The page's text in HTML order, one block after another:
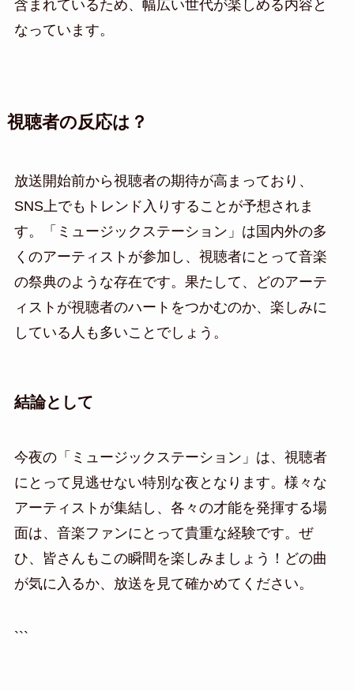
含まれているため、幅広い世代が楽しめる内容と
なっています。
視聴者の反応は？
放送開始前から視聴者の期待が高まっており、
SNS上でもトレンド入りすることが予想されま
す。「ミュージックステーション」は国内外の多
くのアーティストが参加し、視聴者にとって音楽
の祭典のような存在です。果たして、どのアーテ
ィストが視聴者のハートをつかむのか、楽しみに
している人も多いことでしょう。
結論として
今夜の「ミュージックステーション」は、視聴者
にとって見逃せない特別な夜となります。様々な
アーティストが集結し、各々の才能を発揮する場
面は、音楽ファンにとって貴重な経験です。ぜ
ひ、皆さんもこの瞬間を楽しみましょう！どの曲
が気に入るか、放送を見て確かめてください。
```